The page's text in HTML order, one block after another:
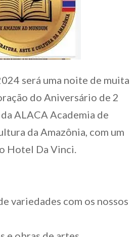
será uma noite de muita
do Aniversário de 2
ALACA Academia de
da Amazônia, com um
Hotel Da Vinci.
variedades com os nossos